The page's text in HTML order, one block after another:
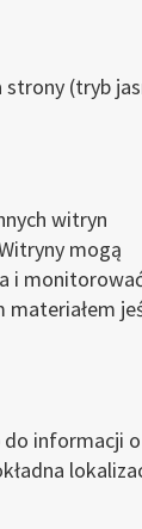
(tryb
witryn
mogą
i
materiałem
do informacji o